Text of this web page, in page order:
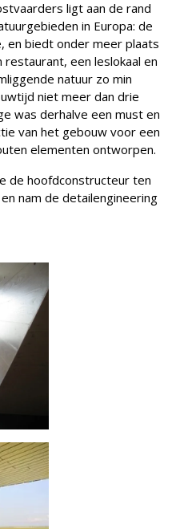
ligt aan de rand
in Europa: de
en biedt onder meer plaats
een leslokaal en
natuur zo min
niet meer dan drie
was derhalve een must en
van het gebouw voor een
elementen ontworpen.
de hoofdconstructeur ten
nam de detailengineering